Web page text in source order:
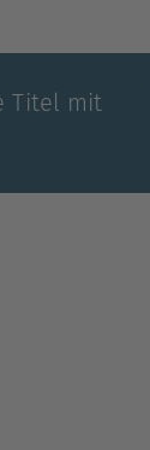
Titel mit